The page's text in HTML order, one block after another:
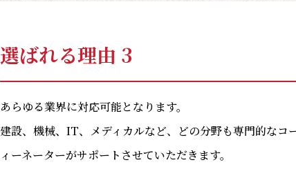
選ばれる理由 3
あらゆる業界に対応可能となります。
建設、機械、IT、メディカルなど、どの分野も専門的なコ
ィーネーターがサポートさせていただきます。